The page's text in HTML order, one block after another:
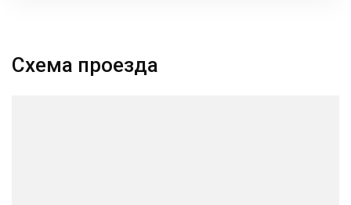
Схема проезда